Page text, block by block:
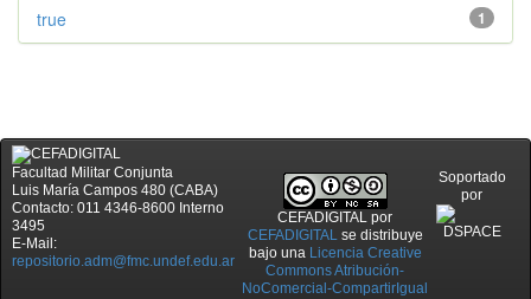
1
true
Facultad Militar Conjunta
Luis María Campos 480 (CABA)
Contacto: 011 4346-8600 Interno
3495
E-Mail:
repositorio.adm@fmc.undef.edu.ar
CEFADIGITAL por
CEFADIGITALse distribuye
bajo una Licencia Creative
Commons Atribución-
NoComercial-CompartirIgual
Soportado
por